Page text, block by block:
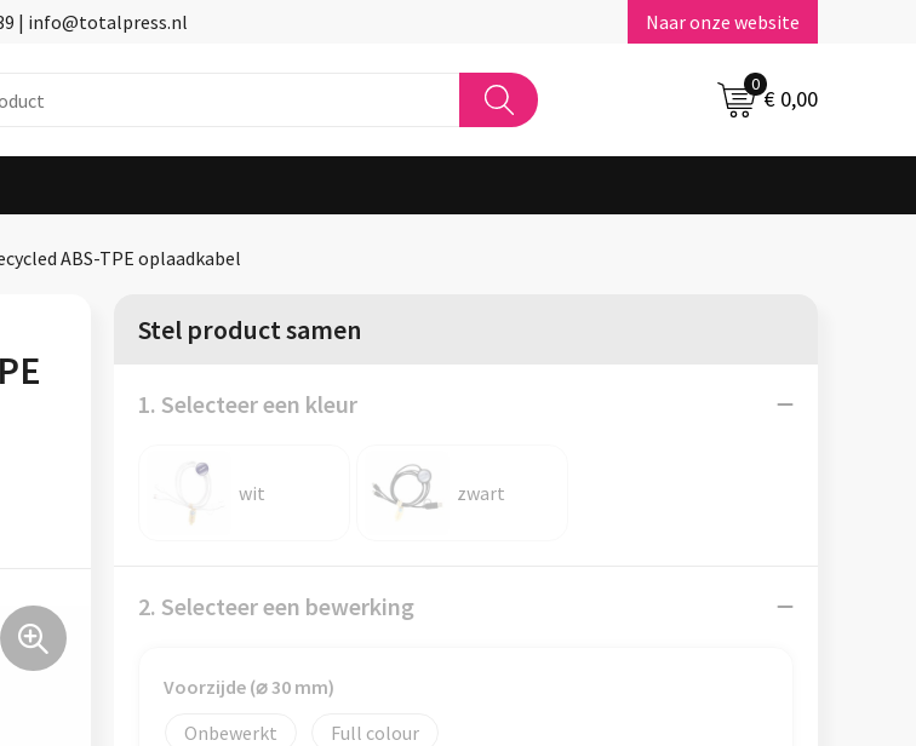
| info@totalpress.nl Naar onze website
0
€ 0,00
ABS-TPE oplaadkabel
Stel product samen
1. Selecteer een kleur
wit zwart
2. Selecteer een bewerking
Voorzijde (⌀ 30 mm)
Onbewerkt
Full colour